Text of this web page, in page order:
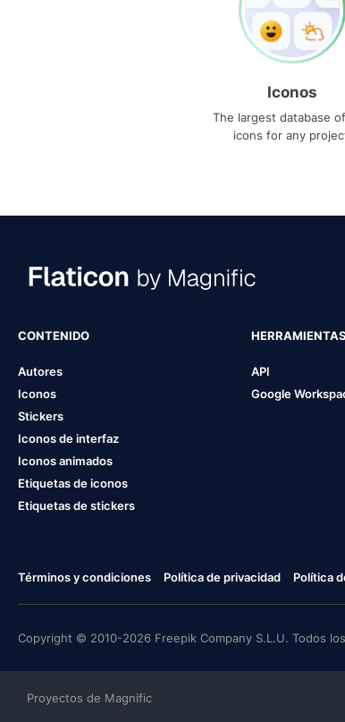
Iconos
The largest database
icons for any
CONTENIDO
Autores
Iconos
Stickers
Iconos de interfaz
Iconos animados
Etiquetas de iconos
Etiquetas de stickers
HERRAMIENTAS
API
Google
Términos y condiciones Política de privacidad Política
Copyright © 2010-2026 Freepik Company S.L.U. Todos
Proyectos de Magnific